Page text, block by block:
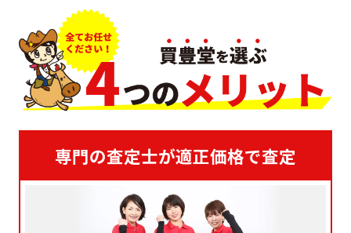
専門の査定士が適正価格で査定